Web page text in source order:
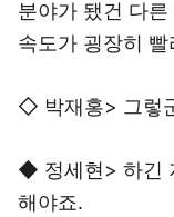
분야가 됐건 다
속도가 굉장히
◇ 박재홍> 그렇
◆ 정세현> 하긴
해야죠.